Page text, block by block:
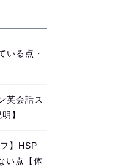
いる点・
英会話ス
】
】HSP
い点【体